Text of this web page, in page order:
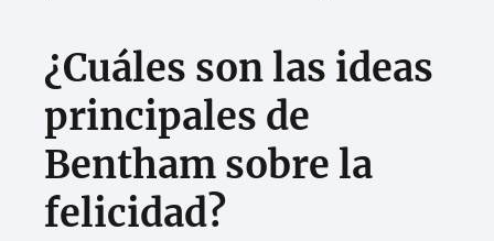
¿Cuáles son las ideas
principales de
Bentham sobre la
felicidad?